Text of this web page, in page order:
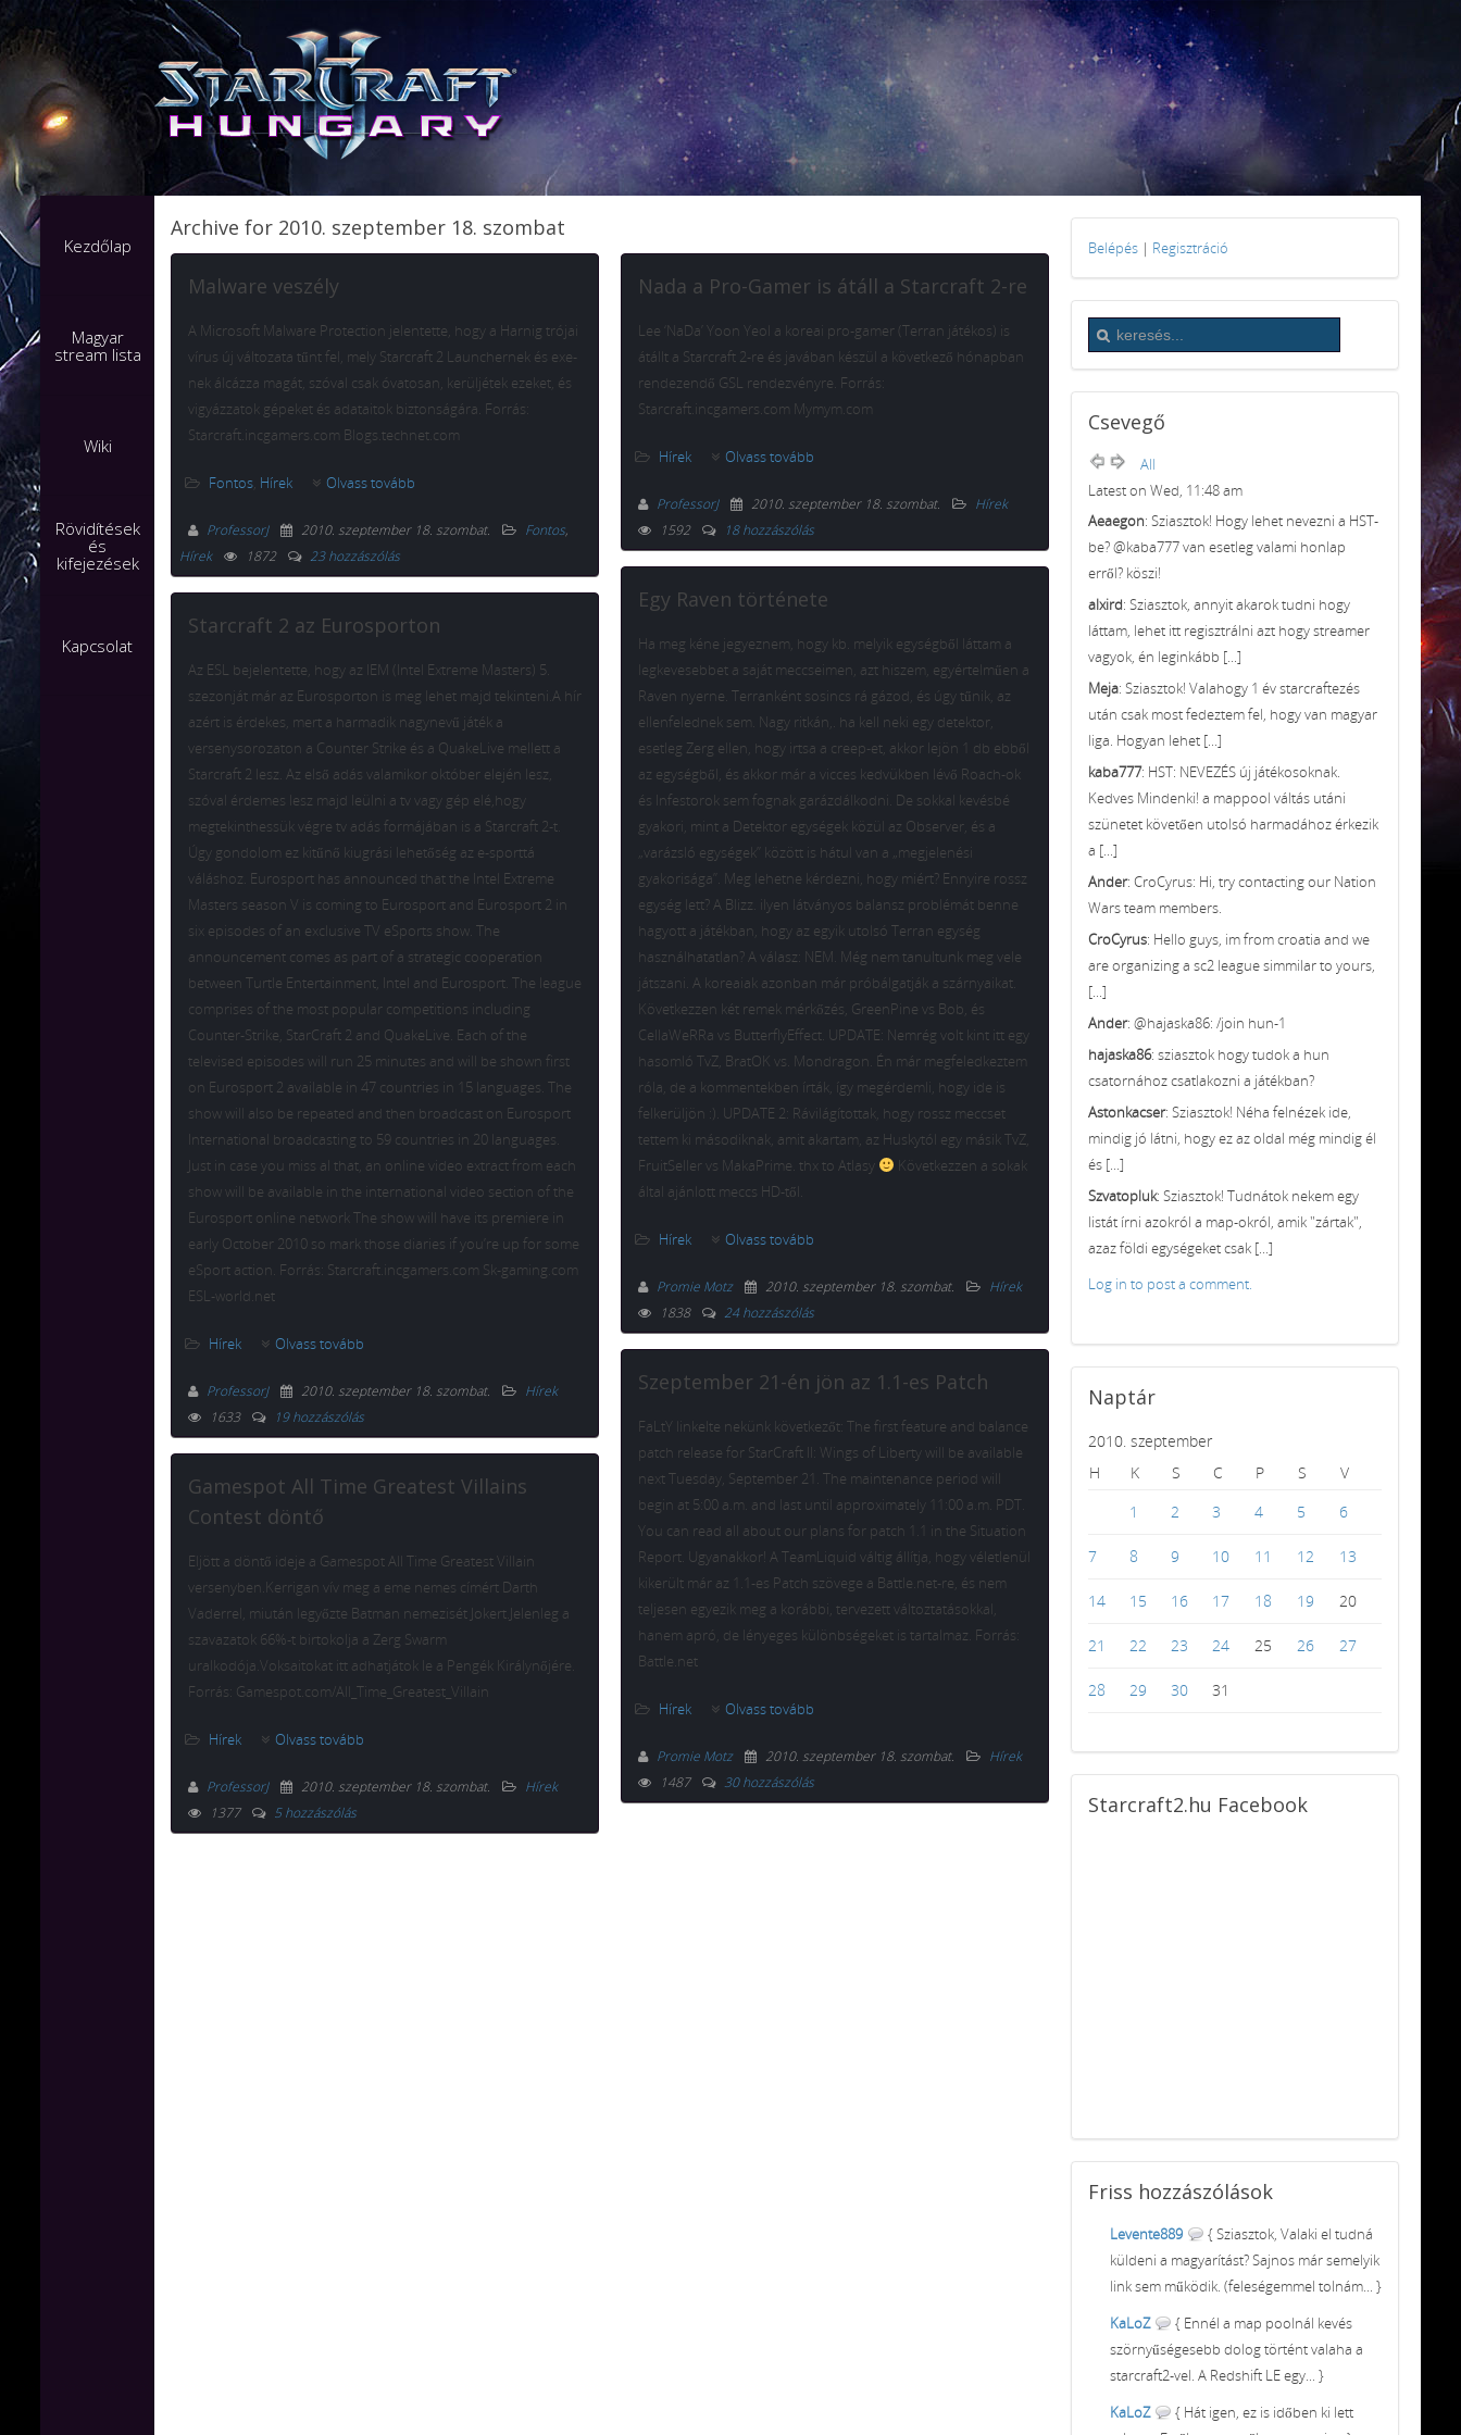
Kezdőlap
Magyar
stream lista
Wiki
Rövidítések
és
kifejezések
Kapcsolat
Archive for 2010. szeptember 18. szombat
Malware veszély
A Microsoft Malware Protection jelentette, hogy a Harnig trójai
vírus új változata tűnt fel, mely Starcraft 2 Launchernek és exe-
nek álcázza magát, szóval csak óvatosan, kerüljétek ezeket, és
vigyázzatok gépeket és adataitok biztonságára. Forrás:
Starcraft.incgamers.com Blogs.technet.com
Fontos, Hírek Olvass tovább
ProfessorJ 2010. szeptember 18. szombat. Fontos,
Hírek
1872 23 hozzászólás
Starcraft 2 az Eurosporton
Az ESL bejelentette, hogy az IEM (Intel Extreme Masters) 5.
szezonját már az Eurosporton is meg lehet majd tekinteni.A hír
azért is érdekes, mert a harmadik nagynevű játék a
versenysorozaton a Counter Strike és a QuakeLive mellett a
Starcraft 2 lesz. Az első adás valamikor október elején lesz,
szóval érdemes lesz majd leülni a tv vagy gép elé,hogy
megtekinthessük végre tv adás formájában is a Starcraft 2-t.
Úgy gondolom ez kitűnő kiugrási lehetőség az e-sporttá
váláshoz. Eurosport has announced that the Intel Extreme
Masters season V is coming to Eurosport and Eurosport 2 in
six episodes of an exclusive TV eSports show. The
announcement comes as part of a strategic cooperation
between Turtle Entertainment, Intel and Eurosport. The league
comprises of the most popular competitions including
Counter-Strike, StarCraft 2 and QuakeLive. Each of the
televised episodes will run 25 minutes and will be shown first
on Eurosport 2 available in 47 countries in 15 languages. The
show will also be repeated and then broadcast on Eurosport
International broadcasting to 59 countries in 20 languages.
Just in case you miss al that, an online video extract from each
show will be available in the international video section of the
Eurosport online network The show will have its premiere in
early October 2010 so mark those diaries if you’re up for some
eSport action. Forrás: Starcraft.incgamers.com Sk-gaming.com
ESL-world.net
Hírek Olvass tovább
ProfessorJ 2010. szeptember 18. szombat.
Hírek
1633
19 hozzászólás
Gamespot All Time Greatest Villains
Contest döntő
Eljött a döntő ideje a Gamespot All Time Greatest Villain
versenyben.Kerrigan vív meg a eme nemes címért Darth
Vaderrel, miután legyőzte Batman nemezisét Jokert.Jelenleg a
szavazatok 66%-t birtokolja a Zerg Swarm
uralkodója.Voksaitokat itt adhatjátok le a Pengék Királynőjére.
Forrás: Gamespot.com/All_Time_Greatest_Villain
Hírek Olvass tovább
ProfessorJ 2010. szeptember 18. szombat.
Hírek
1377
5 hozzászólás
Nada a Pro-Gamer is átáll a Starcraft 2-re
Lee ‘NaDa’ Yoon Yeol a koreai pro-gamer (Terran játékos) is
átállt a Starcraft 2-re és javában készül a következő hónapban
rendezendő GSL rendezvényre. Forrás:
Starcraft.incgamers.com Mymym.com
Hírek Olvass tovább
ProfessorJ 2010. szeptember 18. szombat.
Hírek
1592
18 hozzászólás
Egy Raven története
Ha meg kéne jegyeznem, hogy kb. melyik egységből láttam a
legkevesebbet a saját meccseimen, azt hiszem, egyértelműen a
Raven nyerne. Terranként sosincs rá gázod, és úgy tűnik, az
ellenfelednek sem. Nagy ritkán,. ha kell neki egy detektor,
esetleg Zerg ellen, hogy irtsa a creep-et, akkor lejön 1 db ebből
az egységből, és akkor már a vicces kedvükben lévő Roach-ok
és Infestorok sem fognak garázdálkodni. De sokkal kevésbé
gyakori, mint a Detektor egységek közül az Observer, és a
„varázsló egységek” között is hátul van a „megjelenési
gyakorisága”. Meg lehetne kérdezni, hogy miért? Ennyire rossz
egység lett? A Blizz. ilyen látványos balansz problémát benne
hagyott a játékban, hogy az egyik utolsó Terran egység
használhatatlan? A válasz: NEM. Még nem tanultunk meg vele
játszani. A koreaiak azonban már próbálgatják a szárnyaikat.
Következzen két remek mérkőzés, GreenPine vs Bob, és
CellaWeRRa vs ButterflyEffect. UPDATE: Nemrég volt kint itt egy
hasomló TvZ, BratOK vs. Mondragon. Én már megfeledkeztem
róla, de a kommentekben írták, így megérdemli, hogy ide is
felkerüljön :). UPDATE 2: Rávilágítottak, hogy rossz meccset
tettem ki másodiknak, amit akartam, az Huskytól egy másik TvZ,
FruitSeller vs MakaPrime. thx to Atlasy
Következzen a sokak
által ajánlott meccs HD-től.
Hírek Olvass tovább
Promie Motz 2010. szeptember 18. szombat.
Hírek
1838
24 hozzászólás
Szeptember 21-én jön az 1.1-es Patch
FaLtY linkelte nekünk következőt: The first feature and balance
patch release for StarCraft II: Wings of Liberty will be available
next Tuesday, September 21. The maintenance period will
begin at 5:00 a.m. and last until approximately 11:00 a.m. PDT.
You can read all about our plans for patch 1.1 in the Situation
Report. Ugyanakkor! A TeamLiquid váltig állítja, hogy véletlenül
kikerült már az 1.1-es Patch szövege a Battle.net-re, és nem
teljesen egyezik meg a korábbi, tervezett változtatásokkal,
hanem apró, de lényeges különbségeket is tartalmaz. Forrás:
Battle.net
Hírek Olvass tovább
Promie Motz 2010. szeptember 18. szombat.
Hírek
1487
30 hozzászólás
Belépés | Regisztráció
Csevegő
All
Latest on Wed, 11:48 am
Aeaegon: Sziasztok! Hogy lehet nevezni a HST-
be? @kaba777 van esetleg valami honlap
erről? köszi!
alxird: Sziasztok, annyit akarok tudni hogy
láttam, lehet itt regisztrálni azt hogy streamer
vagyok, én leginkább [...]
Meja: Sziasztok! Valahogy 1 év starcraftezés
után csak most fedeztem fel, hogy van magyar
liga. Hogyan lehet [...]
kaba777: HST: NEVEZÉS új játékosoknak.
Kedves Mindenki! a mappool váltás utáni
szünetet követően utolsó harmadához érkezik
a [...]
Ander: CroCyrus: Hi, try contacting our Nation
Wars team members.
CroCyrus: Hello guys, im from croatia and we
are organizing a sc2 league simmilar to yours,
[...]
Ander: @hajaska86: /join hun-1
hajaska86: sziasztok hogy tudok a hun
csatornához csatlakozni a játékban?
Astonkacser: Sziasztok! Néha felnézek ide,
mindig jó látni, hogy ez az oldal még mindig él
és [...]
Szvatopluk: Sziasztok! Tudnátok nekem egy
listát írni azokról a map-okról, amik "zártak",
azaz földi egységeket csak [...]
Log in to post a comment.
Naptár
2010. szeptember
H
K S C P S
V
1
2 3 4 5 6
7 8 9 10 11 12 13
14 15 16 17 18 19 20
21 22 23 24 25 26 27
28 29 30 31
Starcraft2.hu Facebook
Friss hozzászólások
Levente889
{ Sziasztok, Valaki el tudná
küldeni a magyarítást? Sajnos már semelyik
link sem működik. (feleségemmel tolnám... }
KaLoZ
{ Ennél a map poolnál kevés
szörnyűségesebb dolog történt valaha a
starcraft2-vel. A Redshift LE egy... }
KaLoZ
{ Hát igen, ez is időben ki lett